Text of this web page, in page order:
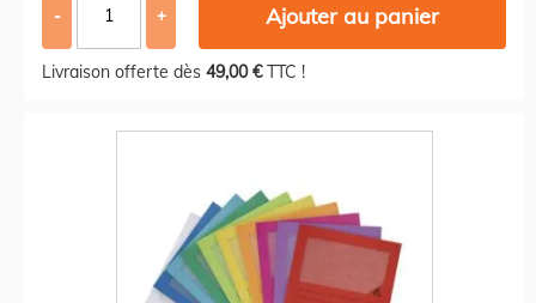
- + Ajouter au panier
Livraison offerte dès 49,00 €TTC !